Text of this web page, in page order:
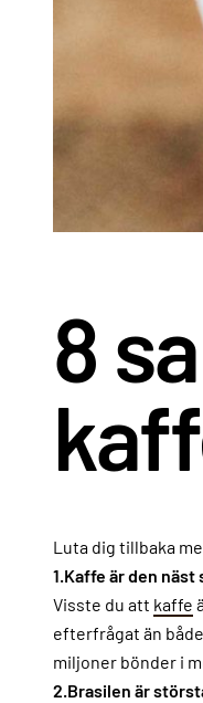
8
Luta dig tillbaka
1.Kaffe är den
Visste du att kaffe
efterfrågat än
miljoner bönder i
2.Brasilen är